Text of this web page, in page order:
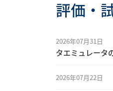
評価・
2026年07月31日
タエミュレータ
2026年07月22日